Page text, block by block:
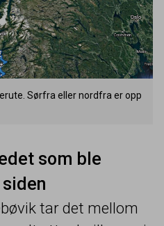
Sørfra eller nordfra er opp
som ble
tar det mellom